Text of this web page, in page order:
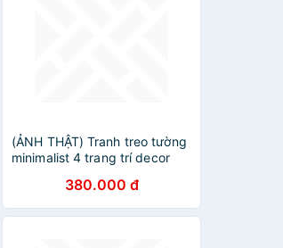
(ẢNH THẬT) Tranh treo tường
minimalist 4 trang trí decor
380.000 đ